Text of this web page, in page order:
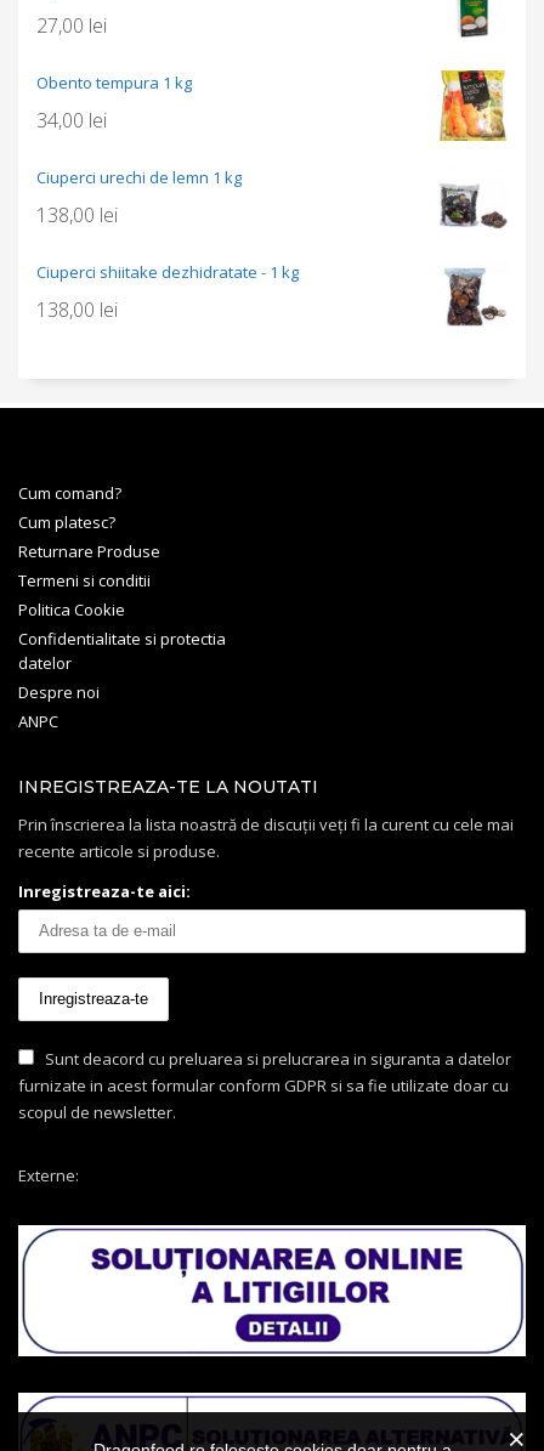
27,00 lei
Obento tempura 1 kg
34,00 lei
Ciuperci urechi de lemn 1 kg
138,00 lei
Ciuperci shiitake dezhidratate - 1 kg
138,00 lei
Cum comand?
Cum platesc?
Returnare Produse
Termeni si conditii
Politica Cookie
Confidentialitate si protectia
datelor
Despre noi
ANPC
INREGISTREAZA-TE LA NOUTATI
Prin înscrierea la lista noastră de discuții veți fi la curent cu cele mai
recente articole si produse.
Inregistreaza-te aici:
Sunt deacord cu preluarea si prelucrarea in siguranta a datelor
furnizate in acest formular conform GDPR si sa fie utilizate doar cu
scopul de newsletter.
Externe: